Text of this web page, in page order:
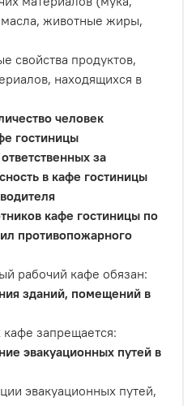
масла, животные жиры,
свойства продуктов,
находящихся в
человек
гостиницы
за
в кафе гостиницы
кафе гостиницы по
противопожарного
рабочий кафе обязан:
зданий, помещений в
запрещается:
эвакуационных путей в
эвакуационных путей,